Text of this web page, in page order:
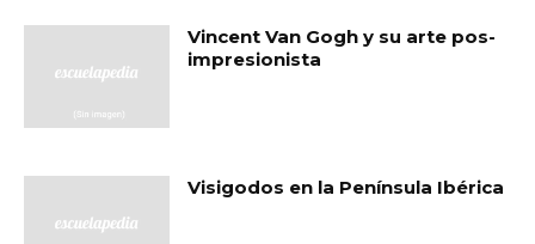
Vincent Van Gogh y su arte pos-
impresionista
Visigodos en la Península Ibérica